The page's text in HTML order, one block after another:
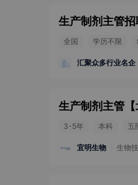
生产制剂主管
全国 学历不限
汇聚众多行业名企
生产制剂主管 【
3-5年 本科 五
宜明生物 生物